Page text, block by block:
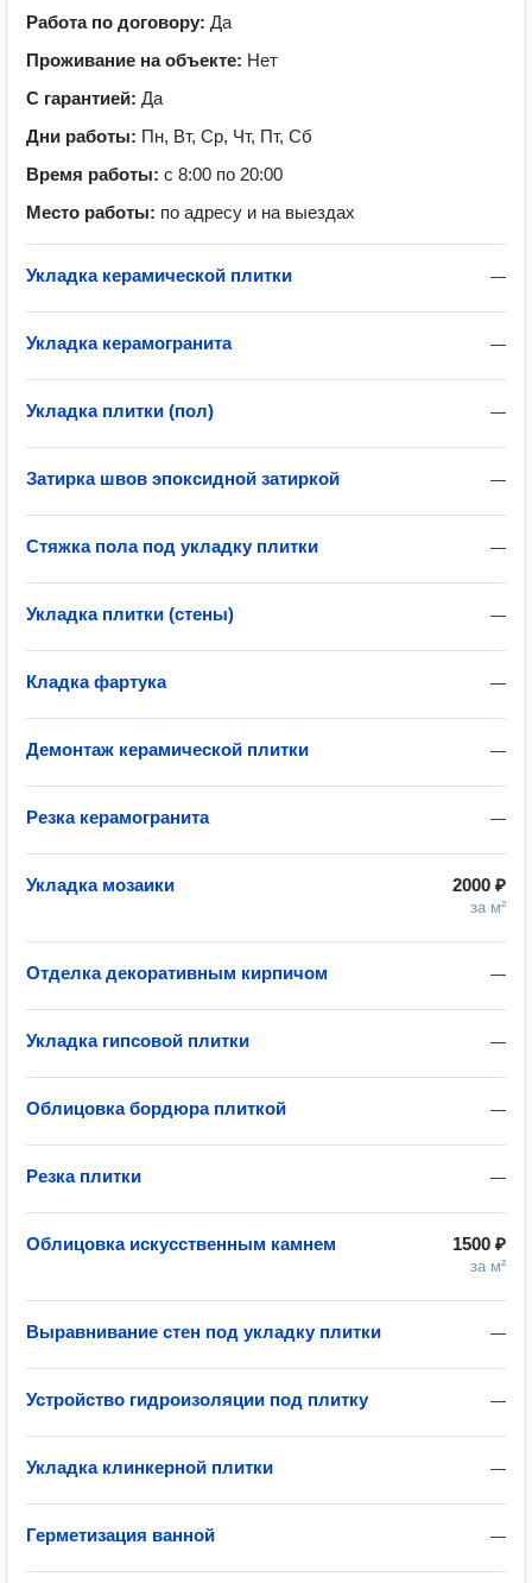
Работа по договору: Да
Проживание на объекте: Нет
С гарантией: Да
Дни работы: Пн, Вт, Ср, Чт, Пт, Сб
Время работы: с 8:00 по 20:00
Место работы: по адресу и на выездах
—
Укладка керамической плитки
—
Укладка керамогранита
—
Укладка плитки (пол)
—
Затирка швов эпоксидной затиркой
—
Стяжка пола под укладку плитки
—
Укладка плитки (стены)
—
Кладка фартука
—
Демонтаж керамической плитки
—
Резка керамогранита
2000 ₽
за м²
Укладка мозаики
—
Отделка декоративным кирпичом
—
Укладка гипсовой плитки
—
Облицовка бордюра плиткой
—
Резка плитки
1500 ₽
за м²
Облицовка искусственным камнем
—
Выравнивание стен под укладку плитки
—
Устройство гидроизоляции под плитку
—
Укладка клинкерной плитки
—
Герметизация ванной